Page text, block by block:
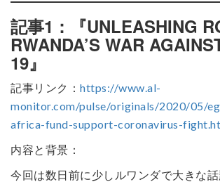
記事1：『UNLEASHING
RWANDA’S WAR
19』
記事リンク： https://www.al-
monitor.com/pulse/originals/2020/05/
africa-fund-support-coronavirus-
内容と背景：
今回は数日前に少しルワンダで大きな話